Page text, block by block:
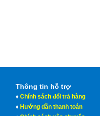
Thông tin hỗ trợ
♦Chính sách đổi trả hàng
♦Hướng dẫn thanh toán